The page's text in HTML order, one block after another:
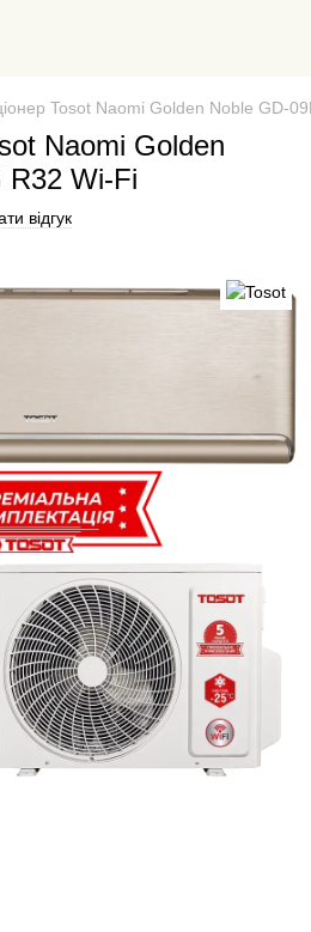
Tosot Naomi Golden Noble GD-
Naomi Golden
R32 Wi-Fi
відгук